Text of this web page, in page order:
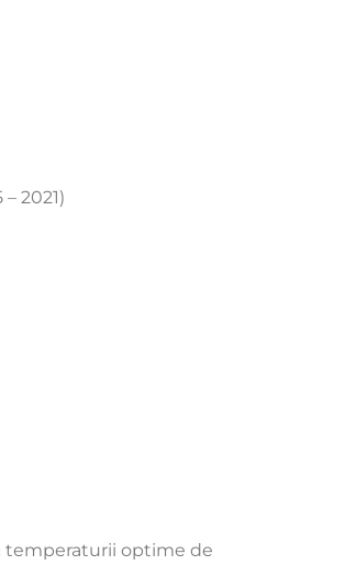
2021)
temperaturii optime de